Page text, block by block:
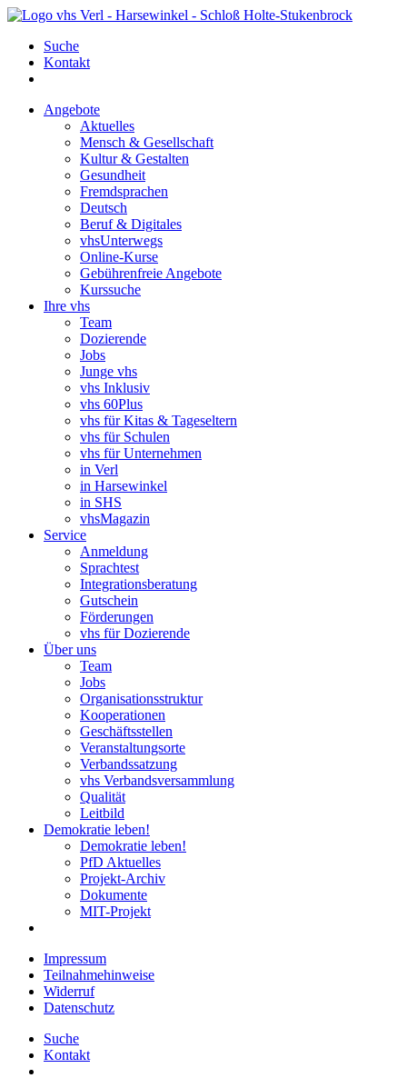
Suche
Kontakt
Angebote
Aktuelles
Mensch & Gesellschaft
Kultur & Gestalten
Gesundheit
Fremdsprachen
Deutsch
Beruf & Digitales
vhsUnterwegs
Online-Kurse
Gebührenfreie Angebote
Kurssuche
Ihre vhs
Team
Dozierende
Jobs
Junge vhs
vhs Inklusiv
vhs 60Plus
vhs für Kitas & Tageseltern
vhs für Schulen
vhs für Unternehmen
in Verl
in Harsewinkel
in SHS
vhsMagazin
Service
Anmeldung
Sprachtest
Integrationsberatung
Gutschein
Förderungen
vhs für Dozierende
Über uns
Team
Jobs
Organisationsstruktur
Kooperationen
Geschäftsstellen
Veranstaltungsorte
Verbandssatzung
vhs Verbandsversammlung
Qualität
Leitbild
Demokratie leben!
Demokratie leben!
PfD Aktuelles
Projekt-Archiv
Dokumente
MIT-Projekt
Impressum
Teilnahmehinweise
Widerruf
Datenschutz
Suche
Kontakt